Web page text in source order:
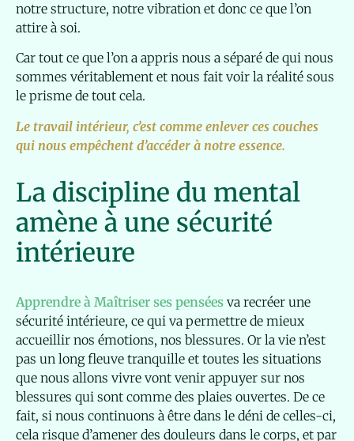
notre structure, notre vibration et donc ce que l’on
attire à soi.
Car tout ce que l’on a appris nous a séparé de qui nous
sommes véritablement et nous fait voir la réalité sous
le prisme de tout cela.
Le travail intérieur, c’est comme enlever ces couches
qui nous empêchent d’accéder à notre essence.
La discipline du mental
amène à une sécurité
intérieure
Apprendre à Maîtriser ses pensées va recréer une
sécurité intérieure, ce qui va permettre de mieux
accueillir nos émotions, nos blessures. Or la vie n’est
pas un long fleuve tranquille et toutes les situations
que nous allons vivre vont venir appuyer sur nos
blessures qui sont comme des plaies ouvertes. De ce
fait, si nous continuons à être dans le déni de celles-ci,
cela risque d’amener des douleurs dans le corps, et par